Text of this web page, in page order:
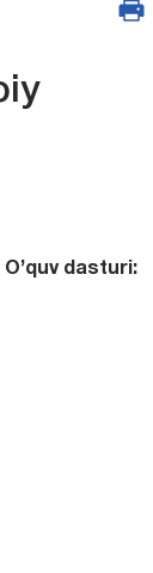
O’quv dasturi: